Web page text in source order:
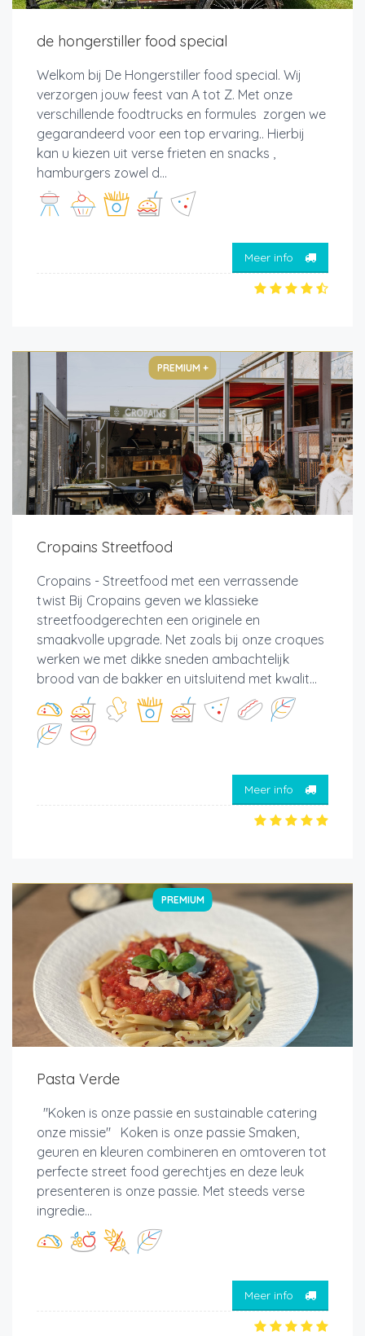
de hongerstiller food special
Welkom bij De Hongerstiller food special. Wij
verzorgen jouw feest van A tot Z. Met onze
verschillende foodtrucks en formules zorgen we
gegarandeerd voor een top ervaring.. Hierbij
kan u kiezen uit verse frieten en snacks ,
hamburgers zowel d...
Meer info
PREMIUM +
Cropains Streetfood
Cropains - Streetfood met een verrassende
twist Bij Cropains geven we klassieke
streetfoodgerechten een originele en
smaakvolle upgrade. Net zoals bij onze croques
werken we met dikke sneden ambachtelijk
brood van de bakker en uitsluitend met kwalit...
Meer info
PREMIUM
Pasta Verde
"Koken is onze passie en sustainable catering
onze missie" Koken is onze passie Smaken,
geuren en kleuren combineren en omtoveren tot
perfecte street food gerechtjes en deze leuk
presenteren is onze passie. Met steeds verse
ingredie...
Meer info